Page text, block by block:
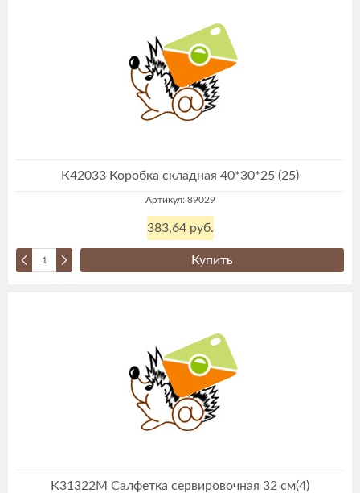
К42033 Коробка складная 40*30*25 (25)
Артикул: 89029
383,64 руб.
Купить
К31322М Салфетка сервировочная 32 см(4)